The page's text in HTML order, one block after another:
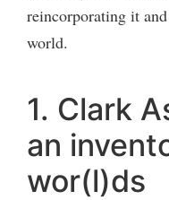
reincorporating it
world.
1. Clark
an
wor(l)ds